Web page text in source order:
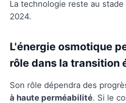
La technologie reste au stade
2024.
L'énergie osmotique
rôle dans la transition
Son rôle dépendra des
à haute perméabilité. Si le